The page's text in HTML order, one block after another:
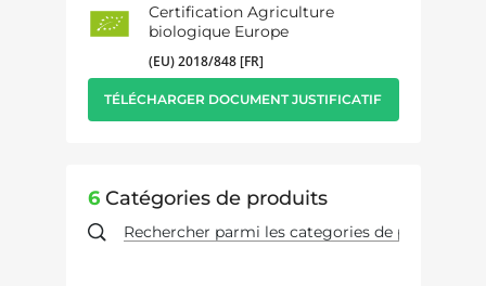
Certification Agriculture
biologique Europe
(EU) 2018/848 [FR]
TÉLÉCHARGER DOCUMENT JUSTIFICATIF
6Catégories de produits